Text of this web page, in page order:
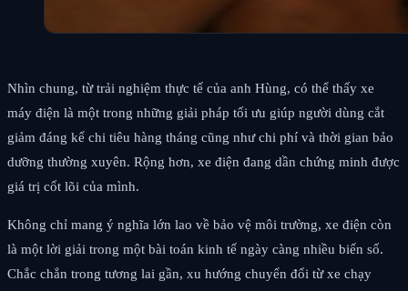
Nhìn chung, từ trải nghiệm thực tế của anh Hùng, có thể thấy xe
máy điện là một trong những giải pháp tối ưu giúp người dùng cắt
giảm đáng kể chi tiêu hàng tháng cũng như chi phí và thời gian bảo
dưỡng thường xuyên. Rộng hơn, xe điện đang dần chứng minh được
giá trị cốt lõi của mình.
Không chỉ mang ý nghĩa lớn lao về bảo vệ môi trường, xe điện còn
là một lời giải trong một bài toán kinh tế ngày càng nhiều biến số.
Chắc chắn trong tương lai gần, xu hướng chuyển đổi từ xe chạy